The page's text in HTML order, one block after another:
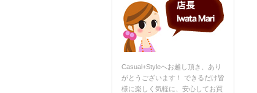
Casual+Styleへお越し頂き、あり
がとうございます！ できるだけ皆
様に楽しく気軽に、安心してお買